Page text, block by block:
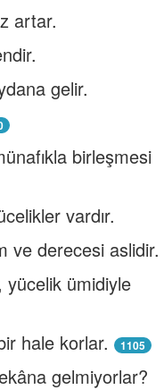
artar.
gelir.
birleşmesi
vardır.
ve derecesi aslidir.
yücelik ümidiyle
hale korlar.
1105
gelmiyorlar?